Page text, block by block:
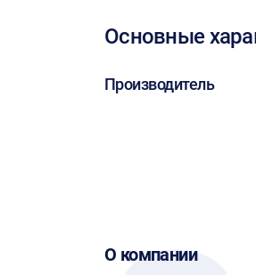
Основные
Производитель
О компании